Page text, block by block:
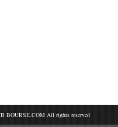
BOURSE.COM All rights reserved